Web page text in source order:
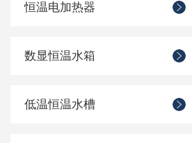
恒温电加热器
数显恒温水箱
低温恒温水槽